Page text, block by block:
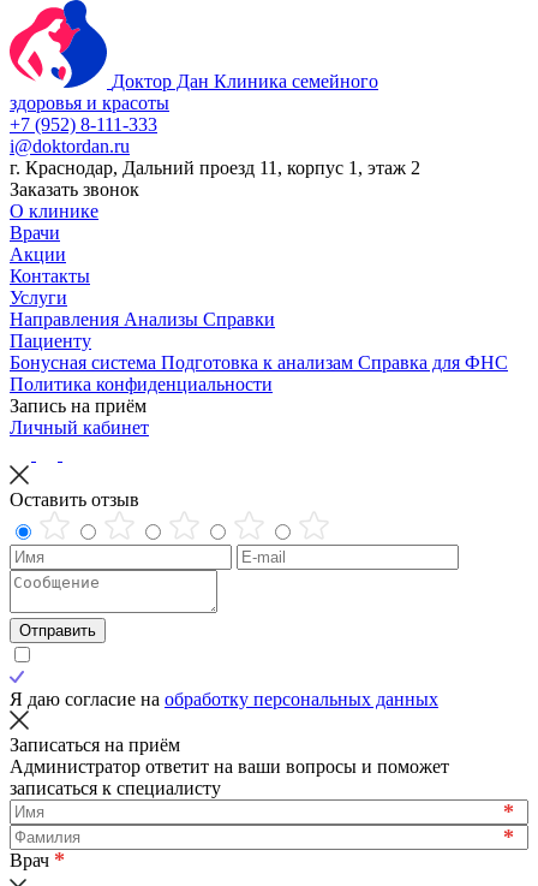
Доктор Дан Клиника семейного
здоровья и красоты
+7 (952) 8-111-333
i@doktordan.ru
г. Краснодар, Дальний проезд 11, корпус 1, этаж 2
Заказать звонок
О клинике
Врачи
Акции
Контакты
Услуги
Направления Анализы Справки
Пациенту
Бонусная система Подготовка к анализам Справка для ФНС
Политика конфиденциальности
Запись на приём
Личный кабинет
Оставить отзыв
Отправить
Я даю согласие на обработку персональных данных
Записаться на приём
Администратор ответит на ваши вопросы и поможет
записаться к специалисту
*
*
Врач *